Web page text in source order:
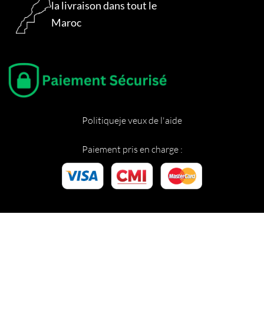
la livraison dans tout le
Maroc
Paiement pris en charge :
Politiqueje veux de l'aide